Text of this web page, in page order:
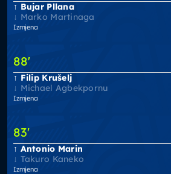
Bujar Pllana
Marko Martinaga
Izmjena
88'
Filip Krušelj
Michael Agbekpornu
Izmjena
83'
Antonio Marin
Takuro Kaneko
Izmjena